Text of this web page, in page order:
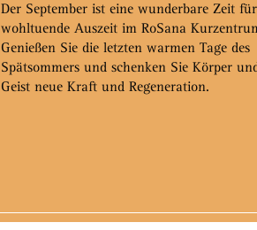
Der September ist eine wunderbare Zeit
wohltuende Auszeit im RoSana
Genießen Sie die letzten warmen Tage des
Spätsommers und schenken Sie Körper
Geist neue Kraft und Regeneration.